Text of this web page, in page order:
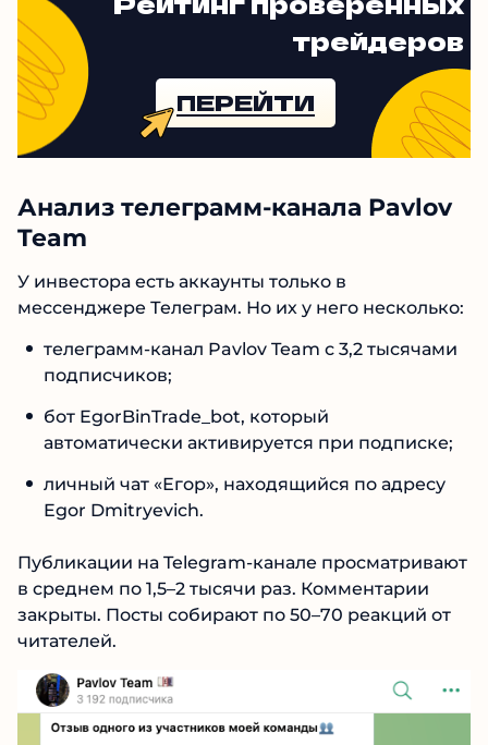
убытки.
Рейтинг проверенных
трейдеров
Анализ телеграмм-канала Pavlov
Team
У инвестора есть аккаунты только в
мессенджере Телеграм. Но их у него
несколько:
телеграмм-канал Pavlov Team с 3,2
тысячами подписчиков;
бот EgorBinTrade_bot, который
подписке;
личный чат «Егор», находящийся по адресу
Egor Dmitryevich.
Публикации на Telegram-канале
просматривают в среднем по 1,5–2 тысячи раз.
Комментарии закрыты. Посты собирают по